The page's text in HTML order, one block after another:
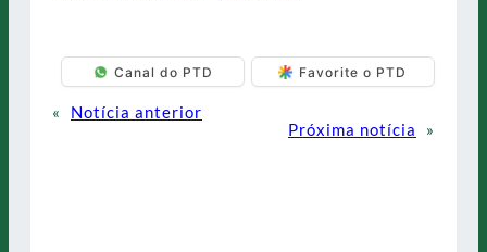
Canal do PTD Favorite o PTD
«
Notícia anterior
Próxima notícia
»